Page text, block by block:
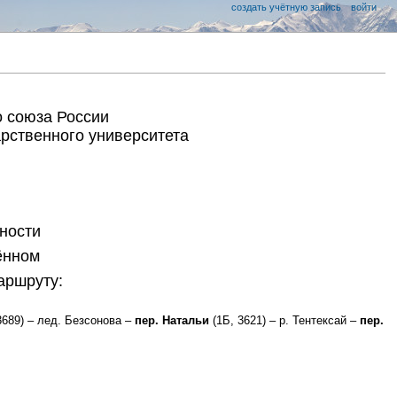
союза России
университета
– лед. Безсонова – пер. Натальи(1Б, 3621) – р. Тентексай – пер.
создать учётную запись войти